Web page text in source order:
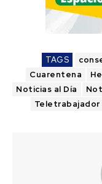
TAGS
Cuarentena
Noticias al Día
Teletrabajador